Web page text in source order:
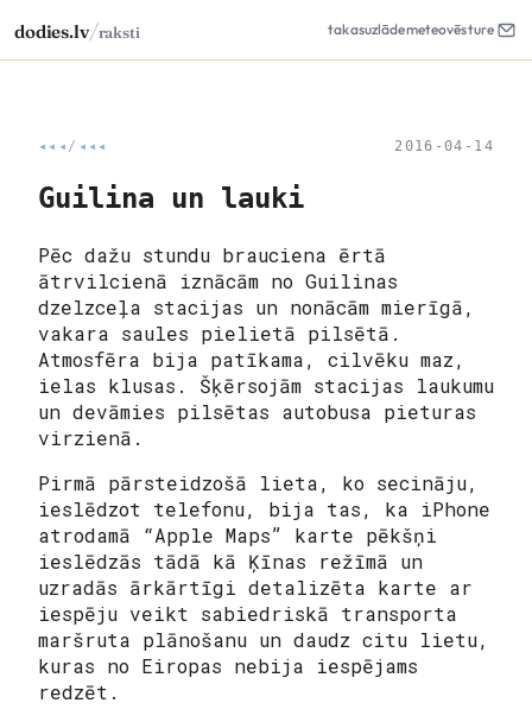
dodies.lv/raksti takasuzlādemeteovēsture
◂◂◂ / ◂◂◂ 2016-04-14
Guilina un lauki
Pēc dažu stundu brauciena ērtā
ātrvilcienā iznācām no Guilinas
dzelzceļa stacijas un nonācām mierīgā,
vakara saules pielietā pilsētā.
Atmosfēra bija patīkama, cilvēku maz,
ielas klusas. Šķērsojām stacijas laukumu
un devāmies pilsētas autobusa pieturas
virzienā.
Pirmā pārsteidzošā lieta, ko secināju,
ieslēdzot telefonu, bija tas, ka iPhone
atrodamā “Apple Maps” karte pēkšņi
ieslēdzās tādā kā Ķīnas režīmā un
uzradās ārkārtīgi detalizēta karte ar
iespēju veikt sabiedriskā transporta
maršruta plānošanu un daudz citu lietu,
kuras no Eiropas nebija iespējams
redzēt.